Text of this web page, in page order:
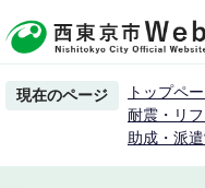
の
ー
の
現在のページ トップペ
耐震・リ
助成・派